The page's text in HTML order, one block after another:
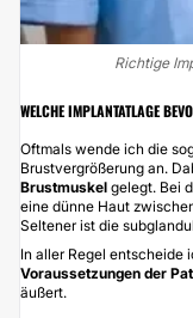
Richtige
WELCHE IMPLANTATLAGE
Oftmals wende ich die
Brustvergrößerung an.
Brustmuskel gelegt. Bei
eine dünne Haut
Seltener ist die
In aller Regel entscheide
Voraussetzungen der
äußert.